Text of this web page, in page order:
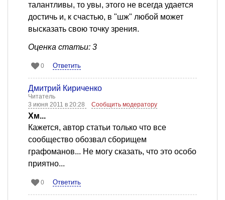
талантливы, то увы, этого не всегда удается
достичь и, к счастью, в "шж" любой может
высказать свою точку зрения.
Оценка статьи: 3
0 Ответить
Дмитрий Кириченко
Читатель
3 июня 2011 в 20:28
Сообщить модератору
Хм...
Кажется, автор статьи только что все
сообщество обозвал сборищем
графоманов... Не могу сказать, что это особо
приятно...
0 Ответить